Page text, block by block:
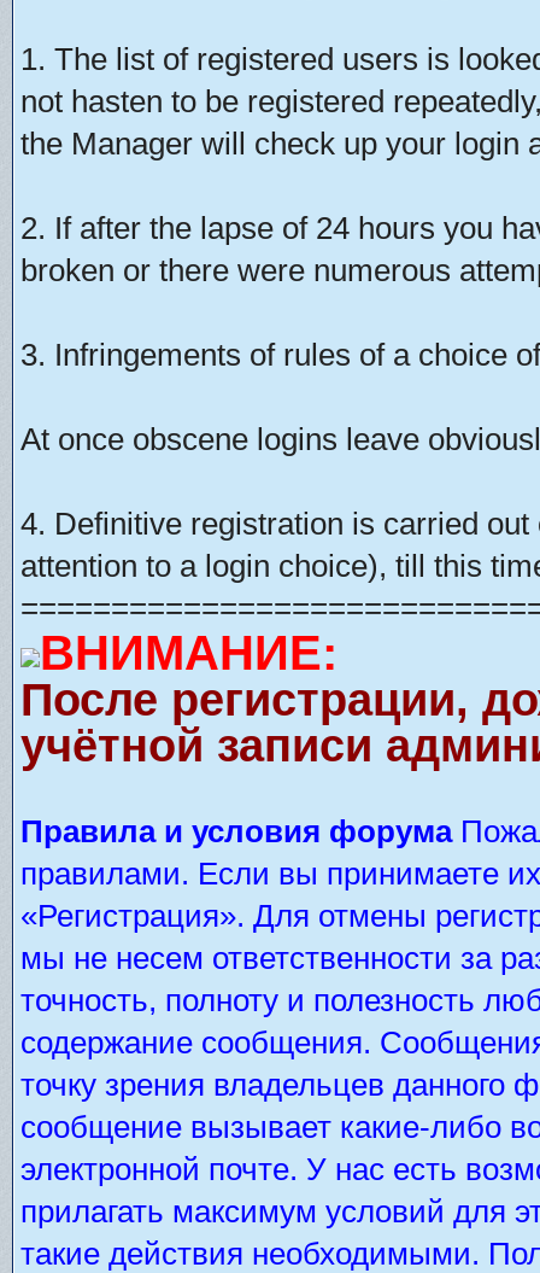
1. The list of registered users is
not hasten to be registered
the Manager will check up your login
2. If after the lapse of 24 hours you
broken or there were numerous
3. Infringements of rules of a choice
At once obscene logins leave
4. Definitive registration is carried
attention to a login choice), till this
ВНИМАНИЕ:
После регистрации,
учётной записи
Правила и условия форума
правилами. Если вы принимаете
«Регистрация». Для отмены
мы не несем ответственности за
точность, полноту и полезность
содержание сообщения.
точку зрения владельцев
сообщение вызывает какие-либо
электронной почте. У нас есть
прилагать максимум условий для
такие действия необходимыми.